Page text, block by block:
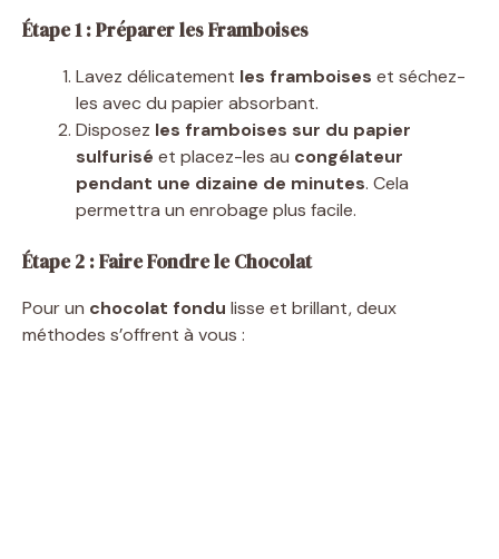
Étape 1 : Préparer les Framboises
Lavez délicatement les framboises et séchez-
les avec du papier absorbant.
Disposez les framboises sur du papier
sulfurisé et placez-les au congélateur
pendant une dizaine de minutes. Cela
permettra un enrobage plus facile.
Étape 2 : Faire Fondre le Chocolat
Pour un chocolat fondu lisse et brillant, deux
méthodes s’offrent à vous :